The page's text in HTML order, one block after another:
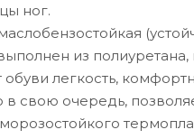
ног.
из
обуви легкость,
в свою очередь,